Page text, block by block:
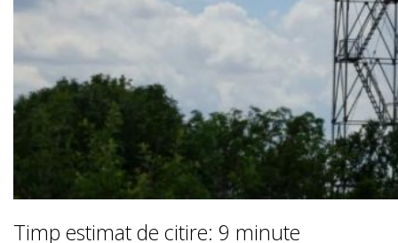
Timp estimat de citire: 9 minute